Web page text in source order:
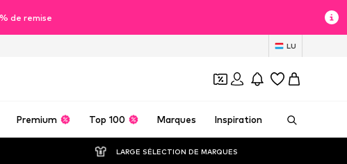
de remise
LU
Premium Top 100 Marques Inspiration
LARGE SÉLECTION DE MARQUES